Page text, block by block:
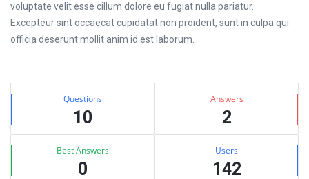
voluptate velit esse cillum dolore eu fugiat nulla pariatur.
Excepteur sint occaecat cupidatat non proident, sunt in culpa qui
officia deserunt mollit anim id est laborum.
Sidebar
Stats Questions
10
Answers
2
Best Answers
0
Users
142